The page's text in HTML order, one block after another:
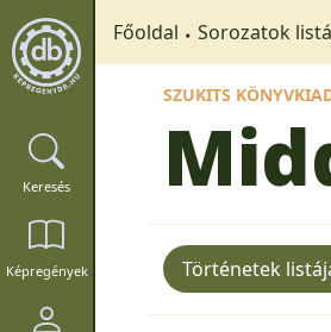
Keresés
Képregények
Főoldal Sorozatok
SZUKITS
Történetek